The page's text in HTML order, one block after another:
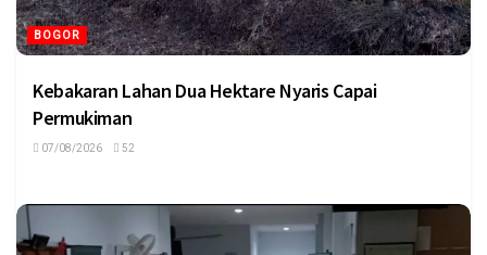
BOGOR
Kebakaran Lahan Dua Hektare Nyaris Capai
Permukiman
07/08/2026 52